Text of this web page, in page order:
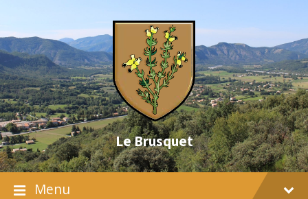
content
main
navigation
footer
Le Brusquet
Menu